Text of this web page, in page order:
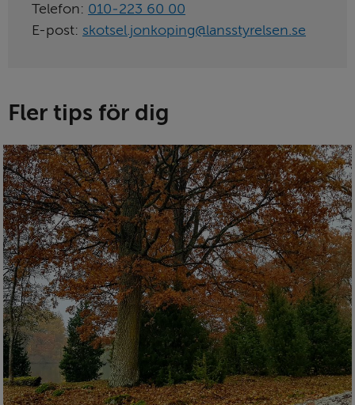
Telefon: 010‑223 60 00
E-post: skotsel.jonkoping@lansstyrelsen.se
Fler tips för dig